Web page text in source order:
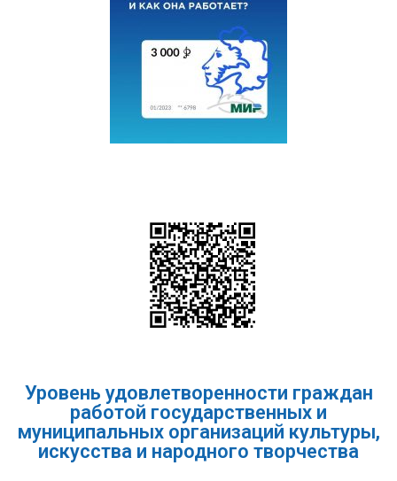
Уровень удовлетворенности граждан
работой государственных и
муниципальных организаций культуры,
искусства и народного творчества